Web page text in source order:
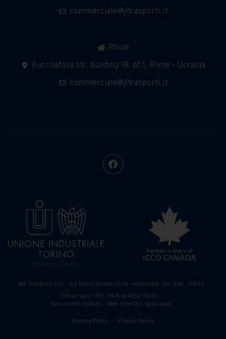
commerciale@jltrasporti.it
Rivne
Kurchatova str, building 1B, of.1, Rivne - Ucraina
commerciale@jltrasporti.it
J&L Trasporti s.r.l. - Via Prima Strada 12/14 - Interporto Sito Sud - 10043
Orbassano (TO) -P.IVA 10445270019 -
Sanvincenti Stefano - Web Site SEO Specialist
Privacy Policy Cookie Policy